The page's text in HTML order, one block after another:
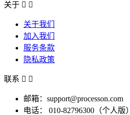
关于  
关于我们
加入我们
服务条款
隐私政策
联系  
邮箱：support@processon.com
电话：
010-82796300（个人版）